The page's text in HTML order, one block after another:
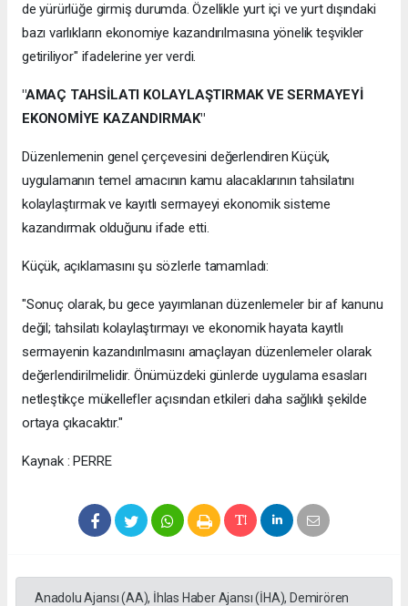
de yürürlüğe girmiş durumda. Özellikle yurt içi ve yurt dışındaki
bazı varlıkların ekonomiye kazandırılmasına yönelik teşvikler
getiriliyor" ifadelerine yer verdi.
"AMAÇ TAHSİLATI KOLAYLAŞTIRMAK VE SERMAYEYİ
EKONOMİYE KAZANDIRMAK"
Düzenlemenin genel çerçevesini değerlendiren Küçük,
uygulamanın temel amacının kamu alacaklarının tahsilatını
kolaylaştırmak ve kayıtlı sermayeyi ekonomik sisteme
kazandırmak olduğunu ifade etti.
Küçük, açıklamasını şu sözlerle tamamladı:
"Sonuç olarak, bu gece yayımlanan düzenlemeler bir af kanunu
değil; tahsilatı kolaylaştırmayı ve ekonomik hayata kayıtlı
sermayenin kazandırılmasını amaçlayan düzenlemeler olarak
değerlendirilmelidir. Önümüzdeki günlerde uygulama esasları
netleştikçe mükellefler açısından etkileri daha sağlıklı şekilde
ortaya çıkacaktır."
Kaynak : PERRE
Anadolu Ajansı (AA), İhlas Haber Ajansı (İHA), Demirören